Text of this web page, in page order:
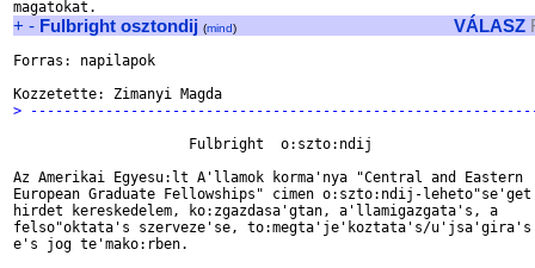
+ - Fulbright osztondij (mind) VÁLASZ
Forras: napilapok
>
                     Fulbright  o:szto:ndij
Az Amerikai Egyesu:lt A'llamok korma'nya "Central and Eastern
European Graduate Fellowships" cimen o:szto:ndij-leheto"se'get
hirdet kereskedelem, ko:zgazdasa'gtan, a'llamigazgata's, a
felso"oktata's szerveze'se, to:megta'je'koztata's/u'jsa'gira's
e's jog te'mako:rben.